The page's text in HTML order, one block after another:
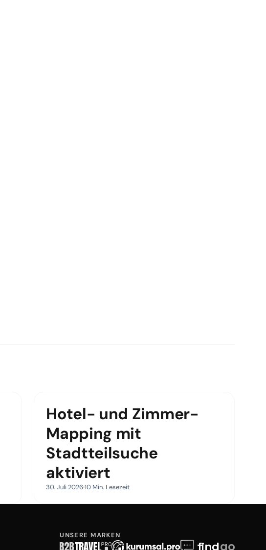
Hotel- und Zimmer-
Mapping mit
Stadtteilsuche
aktiviert
30. Juli 202610 Min. Lesezeit
UNSERE MARKEN